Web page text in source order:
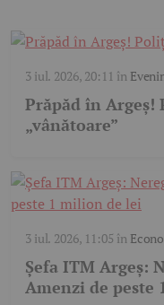
3 iul. 2026, 20:11 în
Prăpăd în Argeș!
„vânătoare”
3 iul. 2026, 11:05 în
Șefa ITM Argeș:
Amenzi de peste